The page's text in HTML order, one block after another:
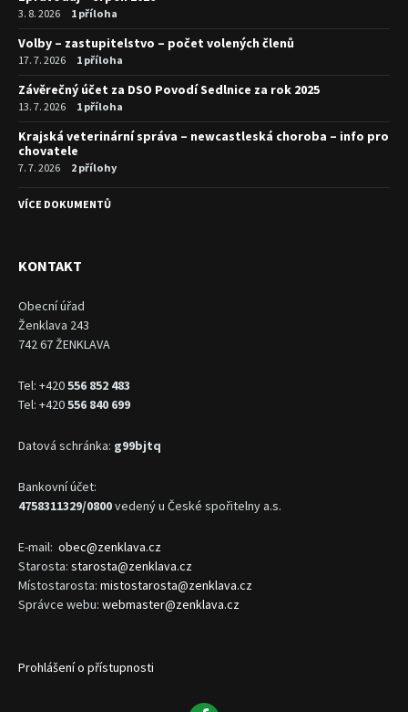
3. 8. 2026 1 příloha
Volby – zastupitelstvo – počet volených členů
17. 7. 2026 1 příloha
Závěrečný účet za DSO Povodí Sedlnice za rok 2025
13. 7. 2026 1 příloha
Krajská veterinární správa – newcastleská choroba – info pro
chovatele
7. 7. 2026 2 přílohy
VÍCE DOKUMENTŮ
KONTAKT
Obecní úřad
Ženklava 243
742 67 ŽENKLAVA
Tel: +420556 852 483
Tel: +420556 840 699
Datová schránka: g99bjtq
Bankovní účet:
4758311329/0800vedený u České spořitelny a.s.
E-mail: obec@zenklava.cz
Starosta: starosta@zenklava.cz
Místostarosta: mistostarosta@zenklava.cz
Správce webu: webmaster@zenklava.cz
Prohlášení o přístupnosti